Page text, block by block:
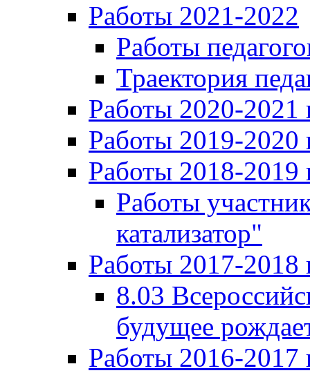
Работы 2021-2022
Работы
Траектория
Работы 2020-2021
Работы 2019-2020
Работы 2018-2019
Работы
катализатор"
Работы 2017-2018
8.03
будущее
Работы 2016-2017